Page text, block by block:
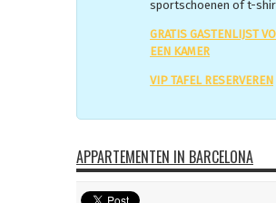
sportschoenen of t-
GRATIS GASTENLIJST
EEN KAMER
VIP TAFEL RESERVEREN
APPARTEMENTEN IN BARCELONA